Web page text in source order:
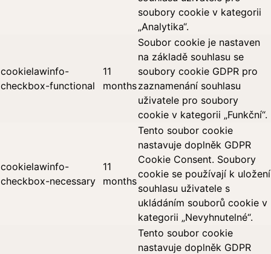
soubory cookie v kategorii
„Analytika“.
cookielawinfo-
checkbox-functional
11
months
Soubor cookie je nastaven
na základě souhlasu se
soubory cookie GDPR pro
zaznamenání souhlasu
uživatele pro soubory
cookie v kategorii „Funkční“.
cookielawinfo-
checkbox-necessary
11
months
Tento soubor cookie
nastavuje doplněk GDPR
Cookie Consent. Soubory
cookie se používají k uložení
souhlasu uživatele s
ukládáním souborů cookie v
kategorii „Nevyhnutelné“.
Tento soubor cookie
nastavuje doplněk GDPR